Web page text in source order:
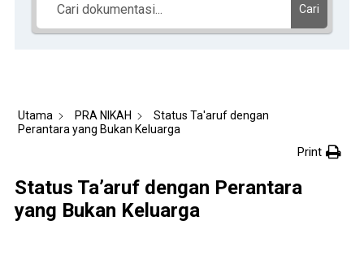
Cari
Utama PRA NIKAH
Status Ta'aruf dengan
Perantara yang Bukan Keluarga
Print
Status Ta’aruf dengan Perantara
yang Bukan Keluarga